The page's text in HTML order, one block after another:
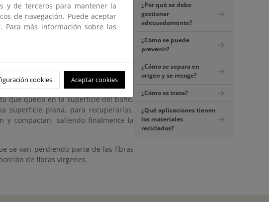
es un material que puede volver a
usado y recogido se transporta a un
papel por cintas transportadoras. Se
plásticos de las fibras de papel y se
que queda en la superficie del baño.
superficie plana, para recuperarlas.
y compactan, saliendo finalmente la
se van perdiendo parte de las fibras
de fibras vírgenes.
¿Por qué se debe
gestionar
adecuadamente?
¿Cómo se puede
prevenir?
¿Cómo se separa en
origen y se recoge?
¿Cómo se trata?
¿Qué aplicaciones tienen
los materiales
reciclados?
y de terceros para mantener la
de navegación. Puede aceptar
más información sobre las
cookies Aceptar cookies